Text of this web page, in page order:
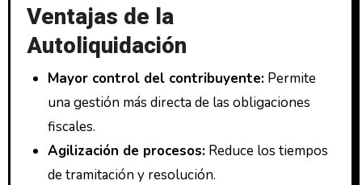
Ventajas de la
Autoliquidación
Mayor control del contribuyente:Permite
una gestión más directa de las obligaciones
fiscales.
Agilización de procesos:Reduce los tiempos
de tramitación y resolución.